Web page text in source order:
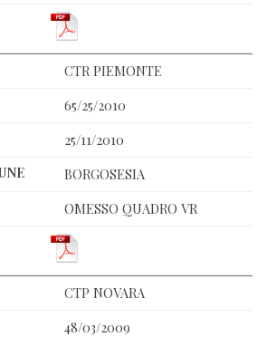
CTR PIEMONTE
65/25/2010
25/11/2010
BORGOSESIA
OMESSO QUADRO VR
CTP NOVARA
48/03/2009